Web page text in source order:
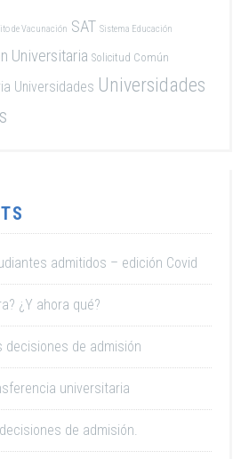
de Vacunación SAT Sistema Educación
Universitaria Solicitud Común
Universidades Universidades
admitidos – edición Covid
¿Y ahora qué?
decisiones de admisión
universitaria
de admisión.